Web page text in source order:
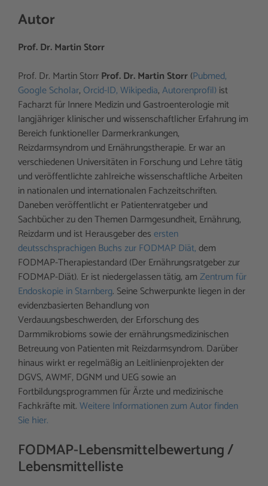
Autor
Prof. Dr. Martin Storr
Prof. Dr. Martin StorrProf. Dr. Martin Storr(Pubmed,
Google Scholar, Orcid-ID,Wikipedia,Autorenprofil)ist
Facharzt für Innere Medizin und Gastroenterologie mit
langjähriger klinischer und wissenschaftlicher Erfahrung im
Bereich funktioneller Darmerkrankungen,
Reizdarmsyndrom und Ernährungstherapie. Er war an
verschiedenen Universitäten in Forschung und Lehre tätig
und veröffentlichte zahlreiche wissenschaftliche Arbeiten
in nationalen und internationalen Fachzeitschriften.
Daneben veröffentlicht er Patientenratgeber und
Sachbücher zu den Themen Darmgesundheit, Ernährung,
Reizdarm und ist Herausgeber desersten
deutsschsprachigen Buchs zur FODMAP Diät,dem
FODMAP-Therapiestandard (Der Ernährungsratgeber zur
FODMAP-Diät). Er ist niedergelassen tätig, amZentrum für
Endoskopie in Starnberg. Seine Schwerpunkte liegen in der
evidenzbasierten Behandlung von
Verdauungsbeschwerden, der Erforschung des
Darmmikrobioms sowie der ernährungsmedizinischen
Betreuung von Patienten mit Reizdarmsyndrom. Darüber
hinaus wirkt er regelmäßig an Leitlinienprojekten der
DGVS, AWMF, DGNM und UEG sowie an
Fortbildungsprogrammen für Ärzte und medizinische
Fachkräfte mit.Weitere Informationen zum Autor finden
Sie hier.
FODMAP-Lebensmittelbewertung /
Lebensmittelliste